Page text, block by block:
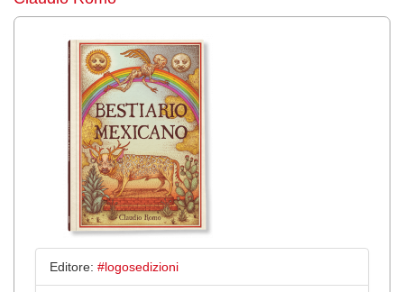
Editore: #logosedizioni